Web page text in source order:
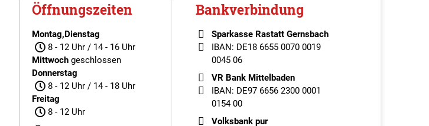
Öffnungszeiten
Montag,Dienstag
8 - 12 Uhr / 14 - 16 Uhr
Mittwoch geschlossen
Donnerstag
8 - 12 Uhr / 14 - 18 Uhr
Freitag
8 - 12 Uhr
Bankverbindung
Sparkasse Rastatt Gernsbach
IBAN: DE18 6655 0070 0019
0045 06
VR Bank Mittelbaden
IBAN: DE97 6656 2300 0001
0154 00
Volksbank pur